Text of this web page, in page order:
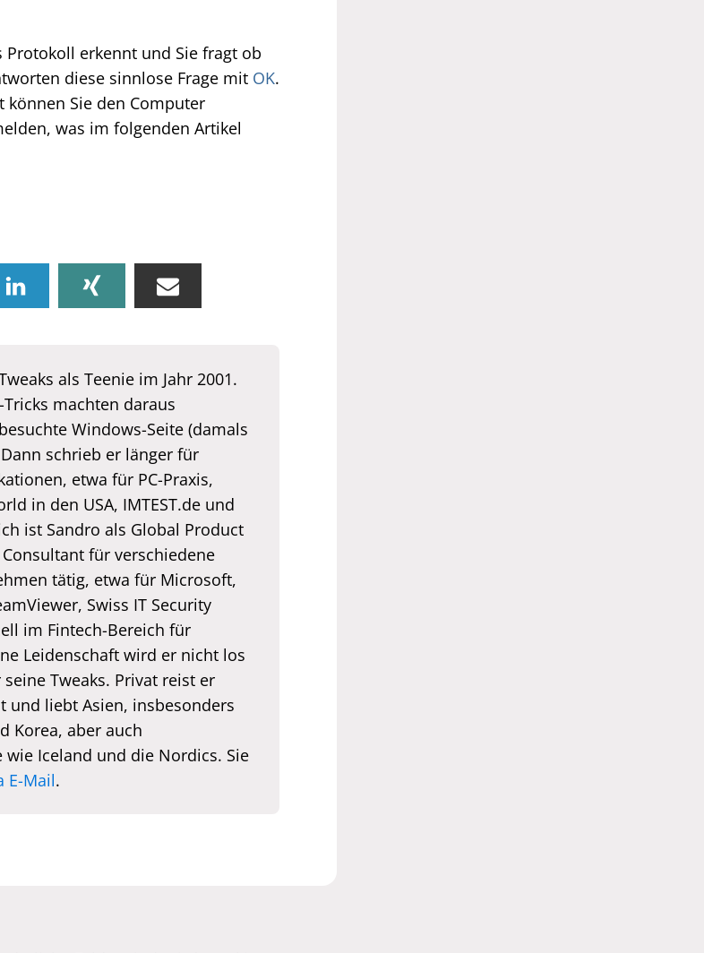
Protokoll erkennt und Sie fragt ob
diese sinnlose Frage mit OK.
Sie den Computer
was im folgenden Artikel
als Teenie im Jahr 2001.
machten daraus
Windows-Seite (damals
schrieb er länger für
etwa für PC-Praxis,
in den USA, IMTEST.de und
ist Sandro als Global Product
für verschiedene
tätig, etwa für Microsoft,
Swiss IT Security
im Fintech-Bereich für
Leidenschaft wird er nicht los
Tweaks. Privat reist er
und liebt Asien, insbesonders
Korea, aber auch
wie Iceland und die Nordics. Sie
E-Mail.